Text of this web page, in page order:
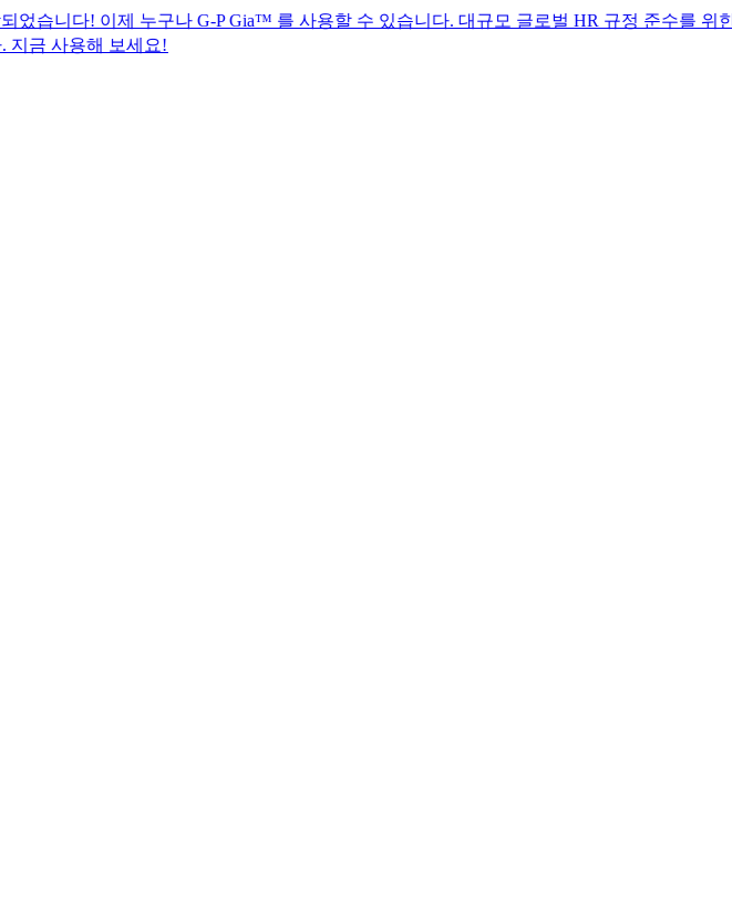
이제 누구나 G-P Gia™ 를 사용할 수 있습니다. 대규모 글로벌 HR 규정 준수를 위한 에이전트
해 보세요!​​